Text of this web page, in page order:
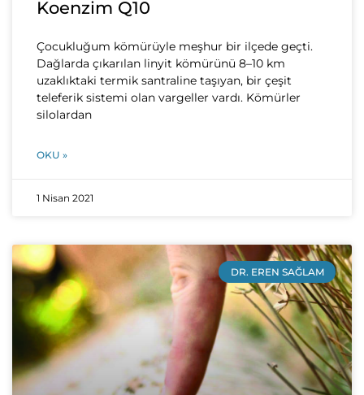
Koenzim Q10
Çocukluğum kömürüyle meşhur bir ilçede geçti.
Dağlarda çıkarılan linyit kömürünü 8–10 km
uzaklıktaki termik santraline taşıyan, bir çeşit
teleferik sistemi olan vargeller vardı. Kömürler
silolardan
OKU »
1 Nisan 2021
DR. EREN SAĞLAM